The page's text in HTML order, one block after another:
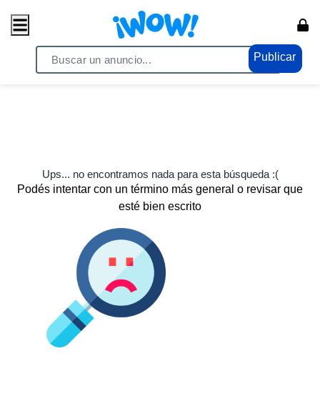
Publicar
Ups... no encontramos nada para esta búsqueda :(
Podés intentar con un término más general o revisar que
esté bien escrito